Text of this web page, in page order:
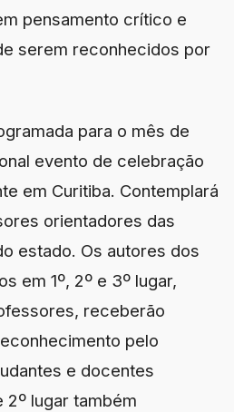
pensamento crítico e
serem reconhecidos por
para o mês de
evento de celebração
em Curitiba. Contemplará
orientadores das
estado. Os autores dos
em 1º, 2º e 3º lugar,
receberão
pelo
e docentes
2º lugar também